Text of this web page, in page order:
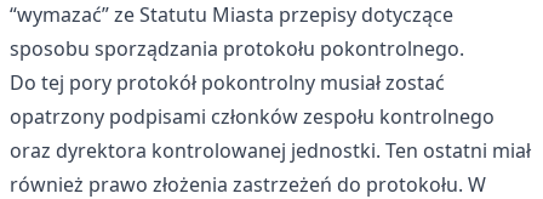
“wymazać” ze Statutu Miasta przepisy dotyczące
sposobu sporządzania protokołu pokontrolnego.
Do tej pory protokół pokontrolny musiał zostać
opatrzony podpisami członków zespołu kontrolnego
oraz dyrektora kontrolowanej jednostki. Ten ostatni miał
również prawo złożenia zastrzeżeń do protokołu. W